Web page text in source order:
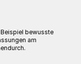
bewusste
am